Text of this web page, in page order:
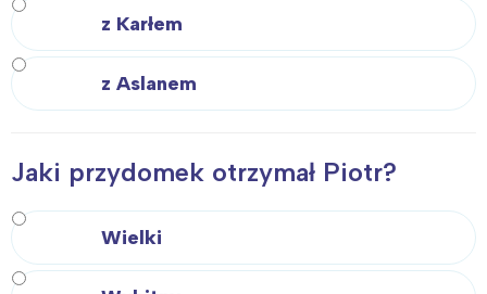
z Karłem
z Aslanem
Jaki przydomek otrzymał Piotr?
Wielki